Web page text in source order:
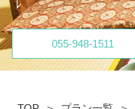
055-948-1511